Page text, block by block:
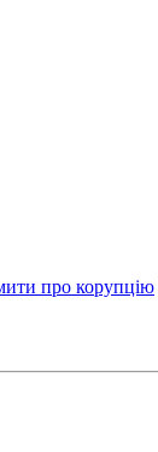
про корупцію